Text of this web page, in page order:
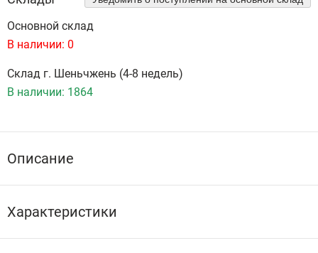
Основной склад
В наличии: 0
Склад г. Шеньчжень (4-8 недель)
В наличии: 1864
Описание
Характеристики